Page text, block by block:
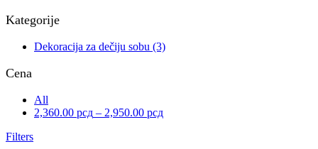
Kategorije
Dekoracija za dečiju sobu (3)
Cena
All
2,360.00 рсд – 2,950.00 рсд
Filters